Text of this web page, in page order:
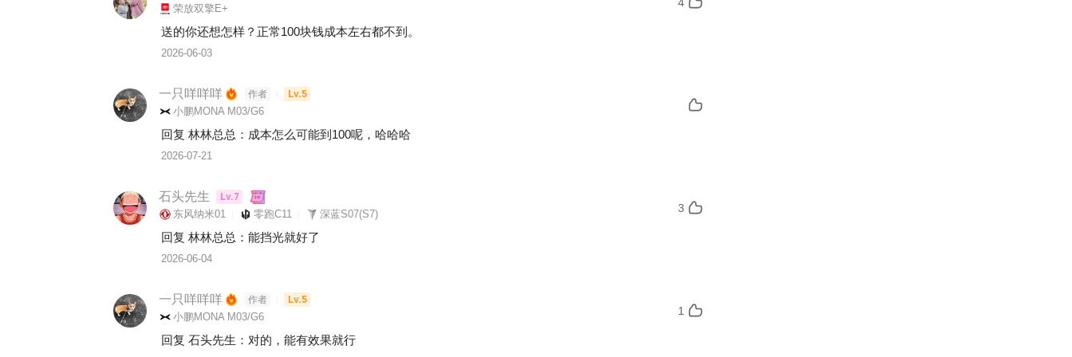
荣放双擎E+
送的你还想怎样？正常100块钱成本左右都不到。
2026-06-03
一只咩咩咩 作者 Lv.5
小鹏MONA M03/G6
回复 林林总总 ： 成本怎么可能到100呢，哈哈哈
2026-07-21
石头先生 Lv.7
东风纳米01 零跑C11 深蓝S07(S7) 3
回复 林林总总 ： 能挡光就好了
2026-06-04
一只咩咩咩 作者 Lv.5
小鹏MONA M03/G6 1
回复 石头先生 ： 对的，能有效果就行